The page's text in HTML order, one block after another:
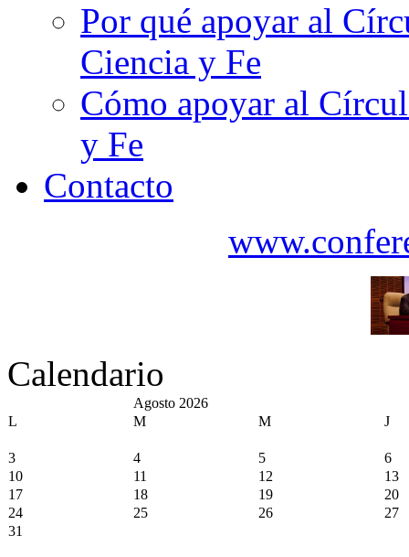
Por qué apoyar al
Ciencia y Fe
Cómo apoyar al
y Fe
Contacto
Calendario
Agosto 2026
L
M M J
3 4 5
6
10
11 12
13
17
18 19
20
24
25 26
27
31